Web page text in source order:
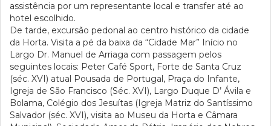
assistência por um representante local e transfer até ao
hotel escolhido.
De tarde, excursão pedonal ao centro histórico da cidade
da Horta. Visita a pé da baixa da “Cidade Mar” Início no
Largo Dr. Manuel de Arriaga com passagem pelos
seguintes locais: Peter Café Sport, Forte de Santa Cruz
(séc. XVI) atual Pousada de Portugal, Praça do Infante,
Igreja de São Francisco (Séc. XVI), Largo Duque D’ Ávila e
Bolama, Colégio dos Jesuítas (Igreja Matriz do Santíssimo
Salvador (séc. XVI), visita ao Museu da Horta e Câmara